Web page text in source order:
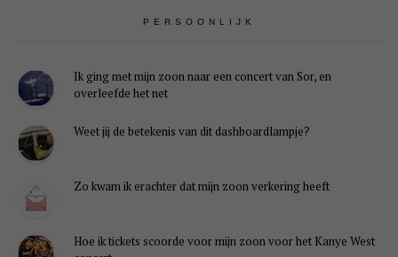
PERSOONLIJK
Ik ging met mijn zoon naar een concert van Sor, en
overleefde het net
Weet jij de betekenis van dit dashboardlampje?
Zo kwam ik erachter dat mijn zoon verkering heeft
Hoe ik tickets scoorde voor mijn zoon voor het Kanye West